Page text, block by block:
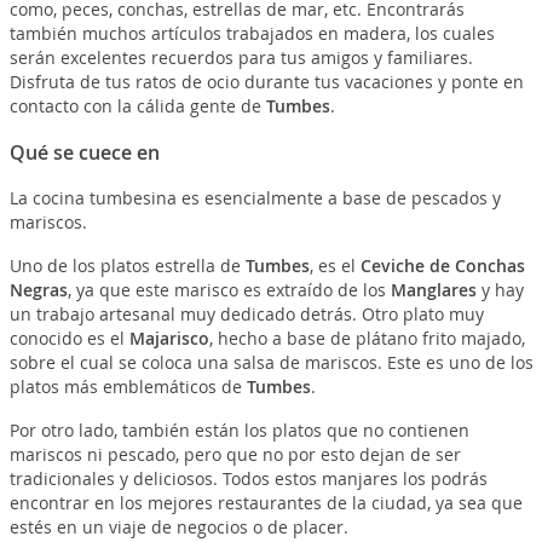
como, peces, conchas, estrellas de mar, etc. Encontrarás
también muchos artículos trabajados en madera, los cuales
serán excelentes recuerdos para tus amigos y familiares.
Disfruta de tus ratos de ocio durante tus vacaciones y ponte en
contacto con la cálida gente de Tumbes.
Qué se cuece en
La cocina tumbesina es esencialmente a base de pescados y
mariscos.
Uno de los platos estrella de Tumbes, es el Ceviche de Conchas
Negras, ya que este marisco es extraído de los Manglaresy hay
un trabajo artesanal muy dedicado detrás. Otro plato muy
conocido es el Majarisco, hecho a base de plátano frito majado,
sobre el cual se coloca una salsa de mariscos. Este es uno de los
platos más emblemáticos de Tumbes.
Por otro lado, también están los platos que no contienen
mariscos ni pescado, pero que no por esto dejan de ser
tradicionales y deliciosos. Todos estos manjares los podrás
encontrar en los mejores restaurantes de la ciudad, ya sea que
estés en un viaje de negocios o de placer.